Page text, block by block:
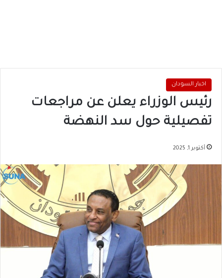
اخبار السودان
رئيس الوزراء يعلن عن مراجعات
تفصيلية حول سد النهضة
أكتوبر 1, 2025